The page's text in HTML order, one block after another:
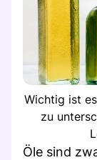
Wichtig ist
zu
Öle sind